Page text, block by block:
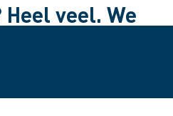
veel. We